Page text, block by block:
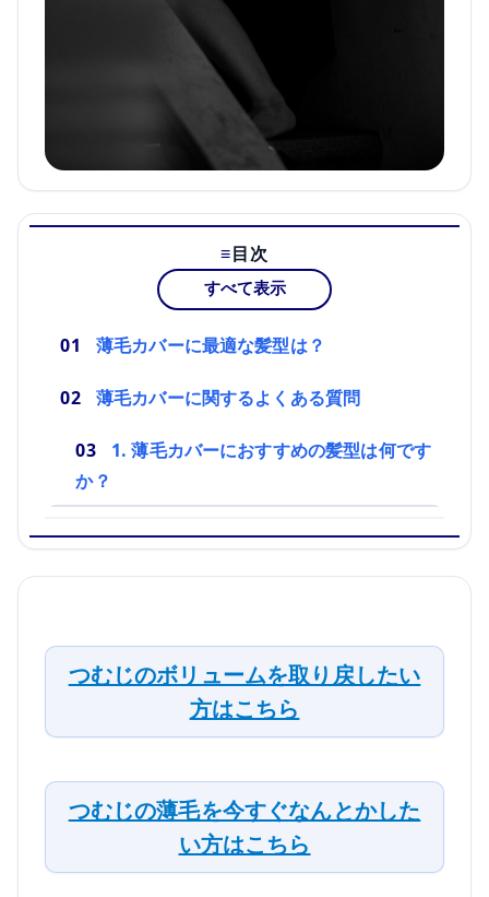
目次
すべて表示
薄毛カバーに最適な髪型は？
薄毛カバーに関するよくある質問
1. 薄毛カバーにおすすめの髪型は何です
か？
つむじのボリュームを取り戻したい
方はこちら
つむじの薄毛を今すぐなんとかした
い方はこちら